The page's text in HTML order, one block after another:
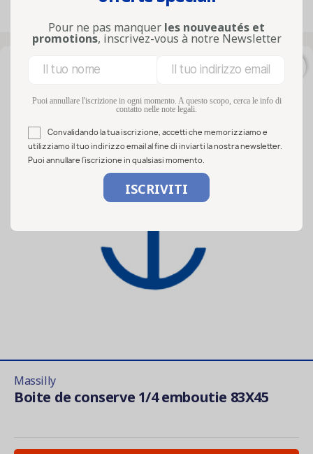
Massilly
Boite de conserve 1/4 emboutie 83X45
Pour ne pas manquer les nouveautés et
promotions, inscrivez-vous à notre Newsletter
Puoi annullare l'iscrizione in ogni momento. A questo scopo, cerca le info di
contatto nelle note legali.
Convalidando la tua iscrizione, accetti che memorizziamo e
utilizziamo il tuo indirizzo email al fine di inviarti la nostra newsletter.
Puoi annullare l'iscrizione in qualsiasi momento.